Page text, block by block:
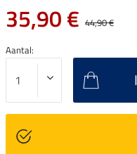
35,90 € 44,90 €
Aantal: